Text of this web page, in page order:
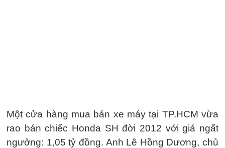
Một cửa hàng mua bán xe máy tại TP.HCM vừa
rao bán chiếc Honda SH đời 2012 với giá ngất
ngưởng: 1,05 tỷ đồng. Anh Lê Hồng Dương, chủ